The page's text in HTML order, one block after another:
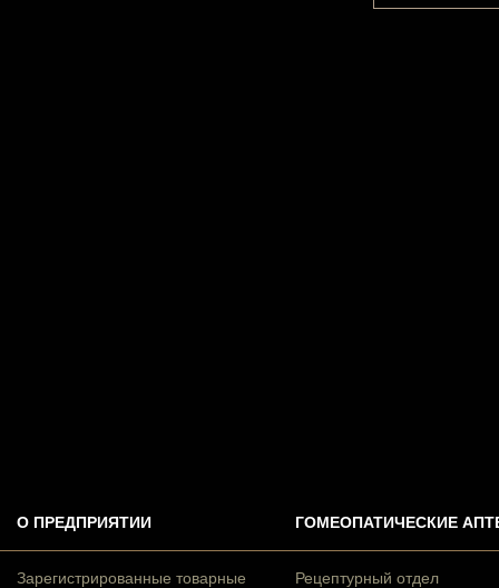
О ПРЕДПРИЯТИИ
Зарегистрированные товарные
ГОМЕОПАТИЧЕСКИЕ
Рецептурный отдел